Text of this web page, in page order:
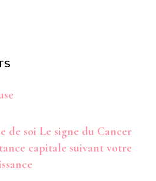
de soi Le signe du Cancer
capitale suivant votre